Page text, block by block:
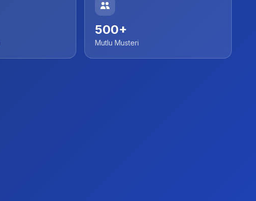
500+
Mutlu Musteri